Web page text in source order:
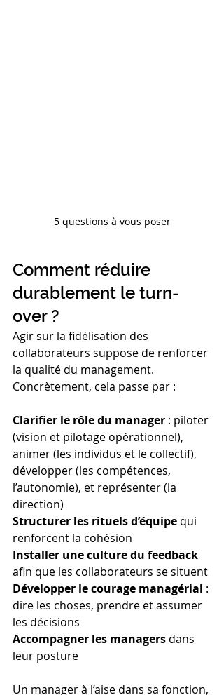
5 questions à vous poser
Comment réduire
durablement le turn-
over ?
Agir sur la fidélisation des
collaborateurs suppose de renforcer
la qualité du management.
Concrètement, cela passe par :
Clarifier le rôle du manager : piloter
(vision et pilotage opérationnel),
animer (les individus et le collectif),
développer (les compétences,
l’autonomie), et représenter (la
direction)
Structurer les rituels d’équipe qui
renforcent la cohésion
Installer une culture du feedback
afin que les collaborateurs se situent
Développer le courage managérial :
dire les choses, prendre et assumer
les décisions
Accompagner les managers dans
leur posture
Un manager à l’aise dans sa fonction,